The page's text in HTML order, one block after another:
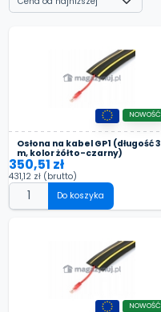
Osłona na kabel GP1 (długość 3
m, kolor żółto-czarny)
NOWOŚĆ
350,51 zł
431,12 zł (brutto)
Do koszyka
NOWOŚĆ